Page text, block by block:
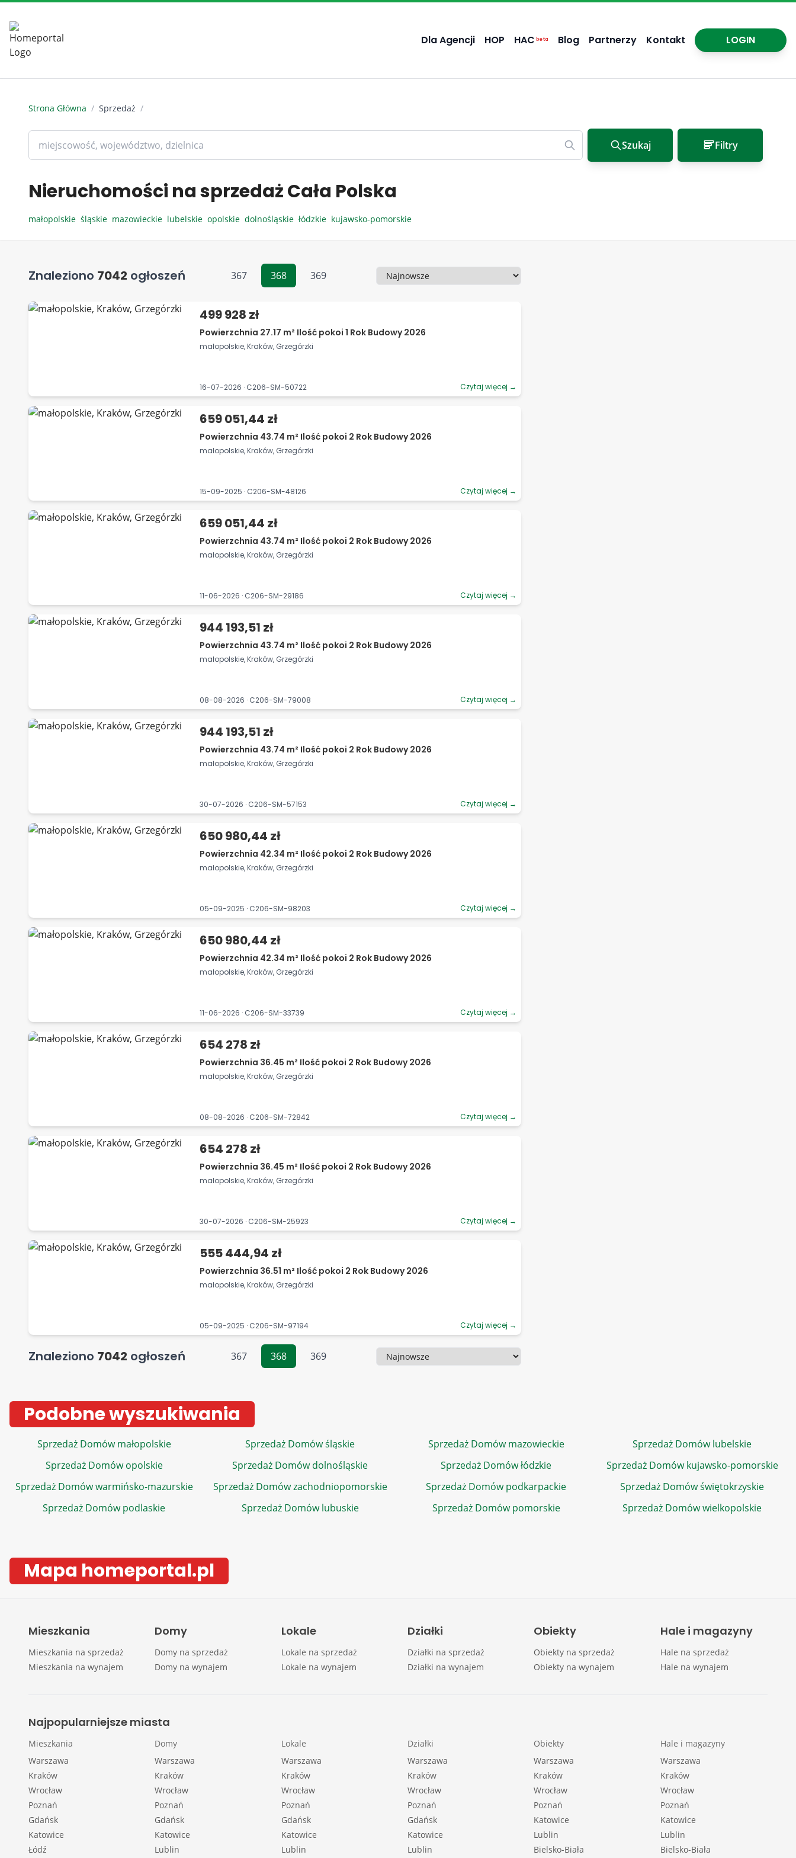
Dla Agencji HOP HAC beta Blog Partnerzy Kontakt LOGIN
Strona Główna / Sprzedaż /
Szukaj Filtry
Nieruchomości na sprzedaż Cała Polska
małopolskie śląskie mazowieckie lubelskie opolskie dolnośląskie łódzkie kujawsko-pomorskie
Znaleziono 7042 ogłoszeń 367 368 369 Sortowanie
499 928 zł
Powierzchnia 27.17 m² Ilość pokoi 1 Rok Budowy 2026
małopolskie, Kraków, Grzegórzki
16-07-2026 · C206-SM-50722 Czytaj więcej →
659 051,44 zł
Powierzchnia 43.74 m² Ilość pokoi 2 Rok Budowy 2026
małopolskie, Kraków, Grzegórzki
15-09-2025 · C206-SM-48126 Czytaj więcej →
659 051,44 zł
Powierzchnia 43.74 m² Ilość pokoi 2 Rok Budowy 2026
małopolskie, Kraków, Grzegórzki
11-06-2026 · C206-SM-29186 Czytaj więcej →
944 193,51 zł
Powierzchnia 43.74 m² Ilość pokoi 2 Rok Budowy 2026
małopolskie, Kraków, Grzegórzki
08-08-2026 · C206-SM-79008 Czytaj więcej →
944 193,51 zł
Powierzchnia 43.74 m² Ilość pokoi 2 Rok Budowy 2026
małopolskie, Kraków, Grzegórzki
30-07-2026 · C206-SM-57153 Czytaj więcej →
650 980,44 zł
Powierzchnia 42.34 m² Ilość pokoi 2 Rok Budowy 2026
małopolskie, Kraków, Grzegórzki
05-09-2025 · C206-SM-98203 Czytaj więcej →
650 980,44 zł
Powierzchnia 42.34 m² Ilość pokoi 2 Rok Budowy 2026
małopolskie, Kraków, Grzegórzki
11-06-2026 · C206-SM-33739 Czytaj więcej →
654 278 zł
Powierzchnia 36.45 m² Ilość pokoi 2 Rok Budowy 2026
małopolskie, Kraków, Grzegórzki
08-08-2026 · C206-SM-72842 Czytaj więcej →
654 278 zł
Powierzchnia 36.45 m² Ilość pokoi 2 Rok Budowy 2026
małopolskie, Kraków, Grzegórzki
30-07-2026 · C206-SM-25923 Czytaj więcej →
555 444,94 zł
Powierzchnia 36.51 m² Ilość pokoi 2 Rok Budowy 2026
małopolskie, Kraków, Grzegórzki
05-09-2025 · C206-SM-97194 Czytaj więcej →
Znaleziono 7042 ogłoszeń 367 368 369 Sortowanie
Podobne wyszukiwania
Sprzedaż Domów małopolskie Sprzedaż Domów śląskie Sprzedaż Domów mazowieckie
Sprzedaż Domów lubelskie
Sprzedaż Domów opolskie
Sprzedaż Domów dolnośląskie Sprzedaż Domów łódzkie
Sprzedaż Domów kujawsko-pomorskie
Sprzedaż Domów warmińsko-mazurskie
Sprzedaż Domów zachodniopomorskie Sprzedaż Domów podkarpackie
Sprzedaż Domów świętokrzyskie
Sprzedaż Domów podlaskie
Sprzedaż Domów lubuskie Sprzedaż Domów pomorskie Sprzedaż Domów wielkopolskie
Mapa homeportal.pl
Mieszkania
Mieszkania na sprzedaż
Mieszkania na wynajem
Domy
Domy na sprzedaż
Domy na wynajem
Lokale
Lokale na sprzedaż
Lokale na wynajem
Działki
Działki na sprzedaż
Działki na wynajem
Obiekty
Obiekty na sprzedaż
Obiekty na wynajem
Hale i magazyny
Hale na sprzedaż
Hale na wynajem
Najpopularniejsze miasta
Mieszkania
Warszawa
Kraków
Wrocław
Poznań
Gdańsk
Katowice
Łódź
Domy
Warszawa
Kraków
Wrocław
Poznań
Gdańsk
Katowice
Lublin
Lokale
Warszawa
Kraków
Wrocław
Poznań
Gdańsk
Katowice
Lublin
Działki
Warszawa
Kraków
Wrocław
Poznań
Gdańsk
Katowice
Lublin
Obiekty
Warszawa
Kraków
Wrocław
Poznań
Katowice
Lublin
Bielsko-Biała
Hale i magazyny
Warszawa
Kraków
Wrocław
Poznań
Katowice
Lublin
Bielsko-Biała